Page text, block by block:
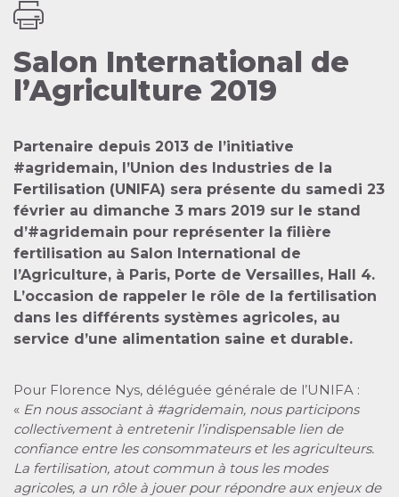
Salon International de
l’Agriculture 2019
Partenaire depuis 2013 de l’initiative
#agridemain, l’Union des Industries de la
Fertilisation (UNIFA) sera présente du samedi 23
février au dimanche 3 mars 2019 sur le stand
d’#agridemain pour représenter la filière
fertilisation au Salon International de
l’Agriculture, à Paris, Porte de Versailles, Hall 4.
L’occasion de rappeler le rôle de la fertilisation
dans les différents systèmes agricoles, au
service d’une alimentation saine et durable.
Pour Florence Nys, déléguée générale de l’UNIFA :
« En nous associant à #agridemain, nous participons
collectivement à entretenir l’indispensable lien de
confiance entre les consommateurs et les agriculteurs.
La fertilisation, atout commun à tous les modes
agricoles, a un rôle à jouer pour répondre aux enjeux de